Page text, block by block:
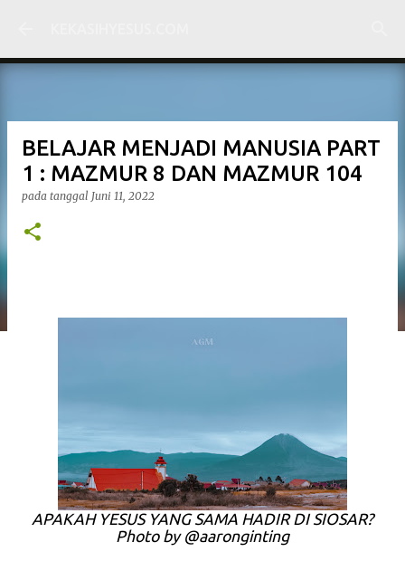
BELAJAR MENJADI MANUSIA PART
1 : MAZMUR 8 DAN MAZMUR 104
pada tanggal Juni 11, 2022
APAKAH YESUS YANG SAMA HADIR DI SIOSAR?
Photo by @aaronginting